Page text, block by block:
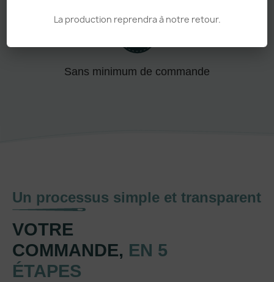
La production reprendra à notre retour.
Sans minimum de commande
Un processus simple et transparent
VOTRE
COMMANDE, EN 5
ÉTAPES